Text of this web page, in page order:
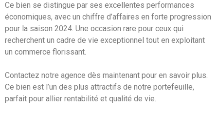
Ce bien se distingue par ses excellentes performances
économiques, avec un chiffre d’affaires en forte progression
pour la saison 2024. Une occasion rare pour ceux qui
recherchent un cadre de vie exceptionnel tout en exploitant
un commerce florissant.
Contactez notre agence dès maintenant pour en savoir plus.
Ce bien est l’un des plus attractifs de notre portefeuille,
parfait pour allier rentabilité et qualité de vie.